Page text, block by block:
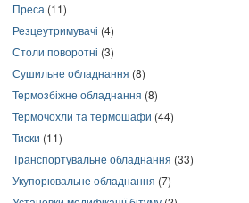
Преса (11)
Резцеутримувачі (4)
Столи поворотні (3)
Сушильне обладнання (8)
Термозбіжне обладнання (8)
Термочохли та термошафи (44)
Тиски (11)
Транспортувальне обладнання (33)
Укупорювальне обладнання (7)